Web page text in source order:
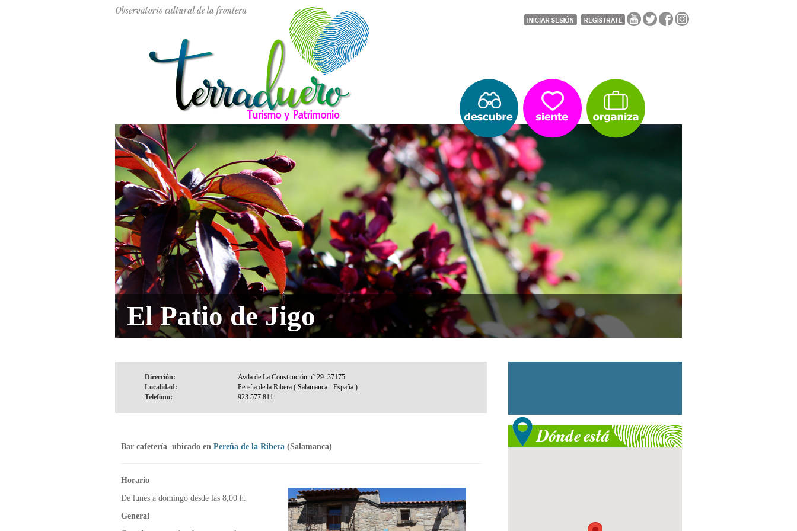
El Patio de Jigo
Dirección:
Localidad:
Telefono:
Bar cafetería ubicado en Pereña de la Ribera (Salamanca)
Horario
De lunes a domingo desde las 8,00 h.
General